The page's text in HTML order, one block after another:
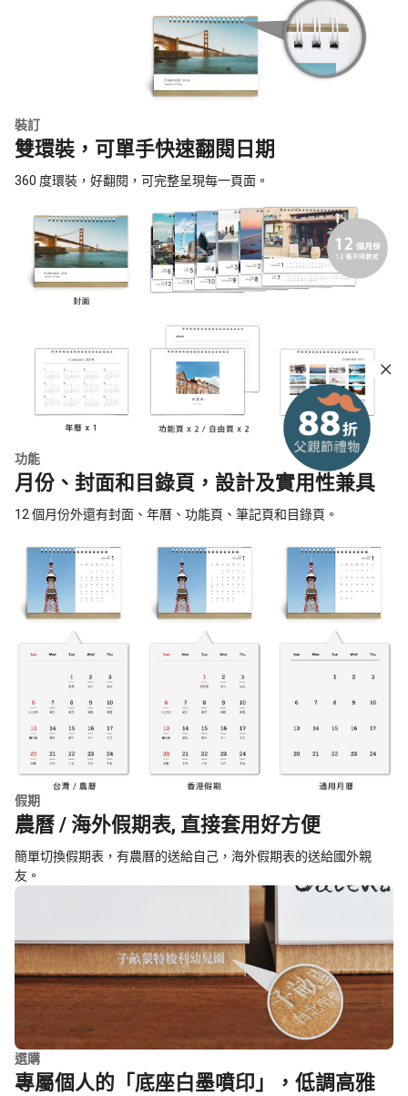
裝訂
雙環裝，可單手快速翻閱日期
360 度環裝，好翻閱，可完整呈現每一頁面。
功能
月份、封面和目錄頁，設計及實用性兼具
12 個月份外還有封面、年曆、功能頁、筆記頁和目錄頁。
假期
農曆 / 海外假期表, 直接套用好方便
簡單切換假期表，有農曆的送給自己，海外假期表的送給國外親
友。
選購
專屬個人的「底座白墨噴印」，低調高雅